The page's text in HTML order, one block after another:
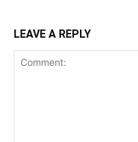
LEAVE A REPLY